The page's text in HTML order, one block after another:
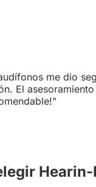
me dio
El
Hearin-